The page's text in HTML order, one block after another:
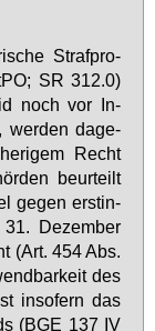
Straf­pro­
SR 312.0)
noch vor In­
wer­den da­ge­
Recht
be­ur­teilt
ge­gen erst­in­
De­zem­ber
(Art. 454 Abs.
des
in­so­fern das
(BGE 137 IV